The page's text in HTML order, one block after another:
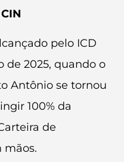
pelo ICD
de 2025, quando o
Antônio se tornou
100% da
de
mãos.